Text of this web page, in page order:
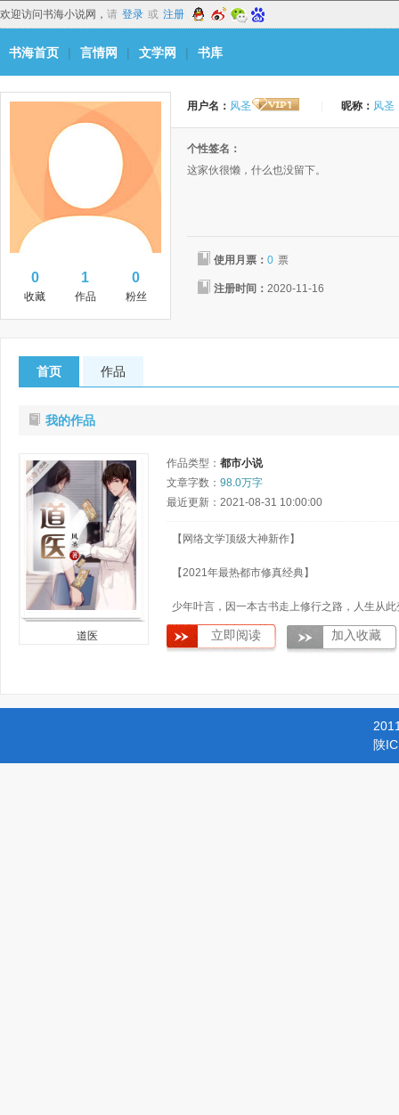
欢迎访问书海小说网， 请 登录 或 注册
书海首页 | 言情网 | 文学网 | 书库
0
收藏
1
作品
0
粉丝
用户名： 风圣 昵称： 风圣
个性签名：
这家伙很懒，什么也没留下。
使用月票： 0 票
注册时间： 2020-11-16
首页 作品
我的作品
道医
作品类型： 都市小说
文章字数： 98.0万字
最近更新：2021-08-31 10:00:00
【网络文学顶级大神新作】
【2021年最热都市修真经典】
少年叶言，因一本古书走上修行之路，人生从此
得精彩，他一手道符逆天命，一手医术改生死，
市中逍遥自在；
立即阅读 加入收藏
陕